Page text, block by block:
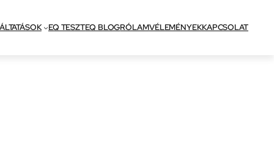
EQ TESZTEQ BLOGRÓLAMVÉLEMÉNYEKKAPCSOLAT